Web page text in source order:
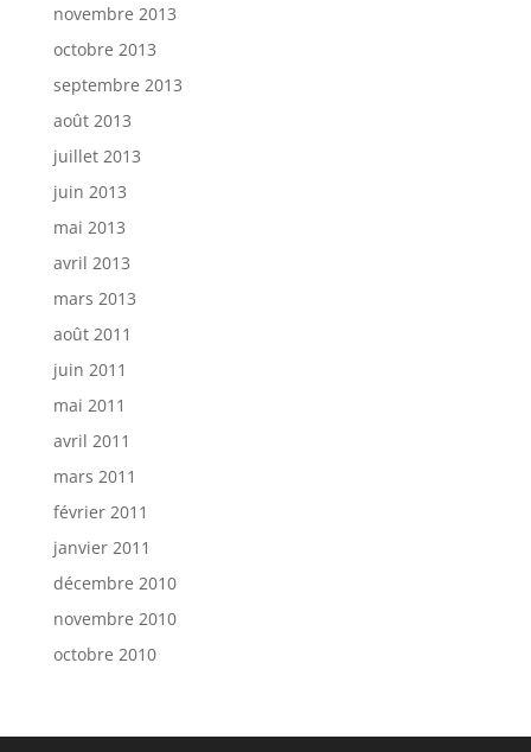
novembre 2013
octobre 2013
septembre 2013
août 2013
juillet 2013
juin 2013
mai 2013
avril 2013
mars 2013
août 2011
juin 2011
mai 2011
avril 2011
mars 2011
février 2011
janvier 2011
décembre 2010
novembre 2010
octobre 2010